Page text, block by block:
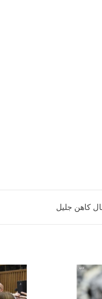
كاهن جليل